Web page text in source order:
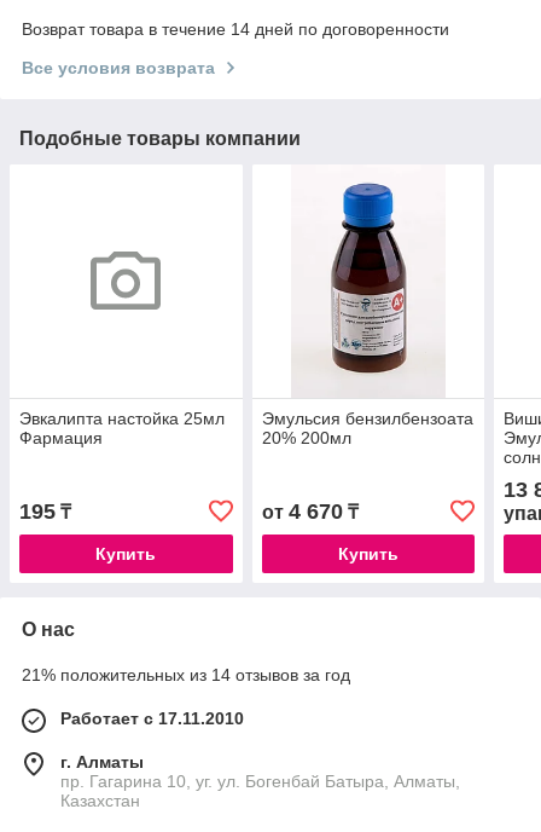
Возврат товара в течение 14 дней по договоренности
Все условия возврата
Подобные товары компании
Эвкалипта настойка 25мл
Фармация
195 ₸
Купить
Эмульсия бензилбензоата
20% 200мл
от 4 670₸
Купить
13
О нас
21% положительных из 14 отзывов за год
Работает с 17.11.2010
г. Алматы
пр. Гагарина 10, уг. ул. Богенбай Батыра, Алматы,
Казахстан